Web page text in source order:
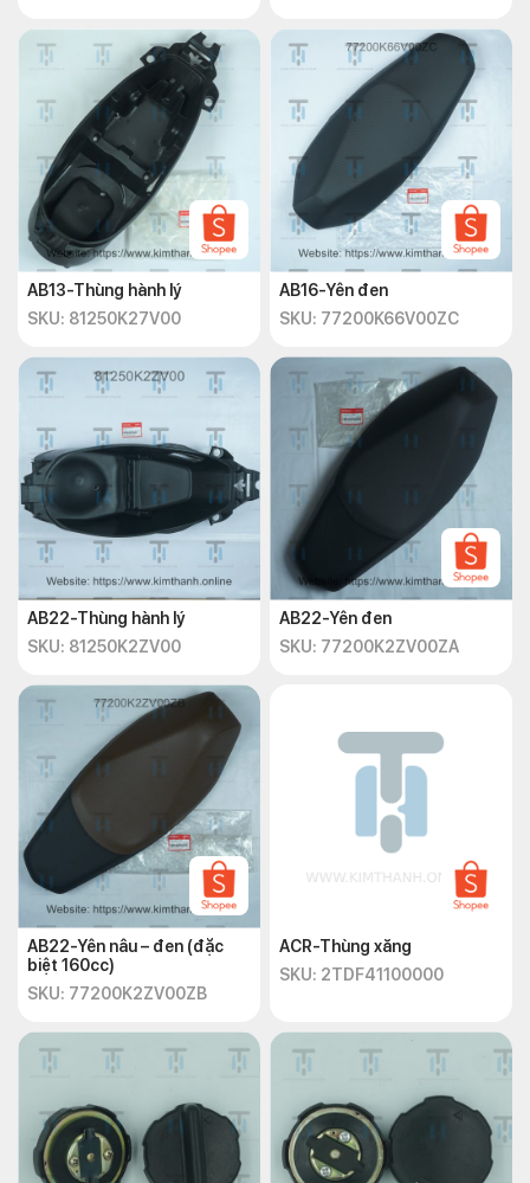
AB13-Thùng hành lý
SKU: 81250K27V00
AB16-Yên đen
SKU: 77200K66V00ZC
AB22-Thùng hành lý
SKU: 81250K2ZV00
AB22-Yên đen
SKU: 77200K2ZV00ZA
AB22-Yên nâu – đen (đặc
biệt 160cc)
SKU: 77200K2ZV00ZB
ACR-Thùng xăng
SKU: 2TDF41100000